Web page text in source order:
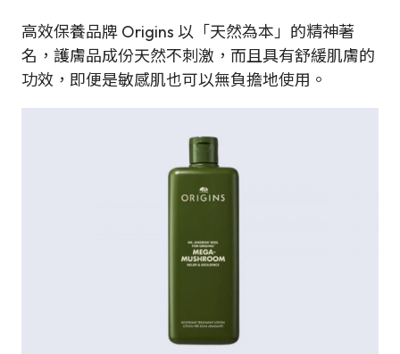
高效保養品牌 Origins 以「天然為本」的精神著
名，護膚品成份天然不刺激，而且具有舒緩肌膚的
功效，即便是敏感肌也可以無負擔地使用。